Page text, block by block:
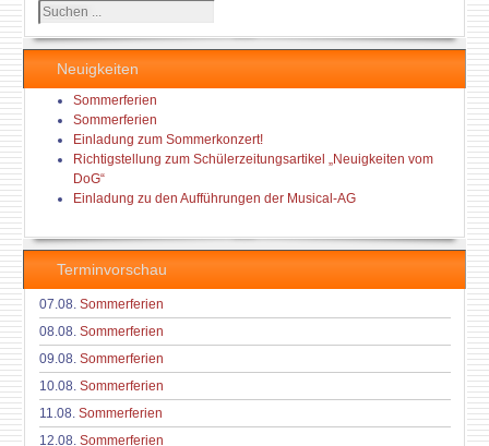
Suchen
...
Neuigkeiten
Sommerferien
Sommerferien
Einladung zum Sommerkonzert!
Richtigstellung zum Schülerzeitungsartikel „Neuigkeiten vom
DoG“
Einladung zu den Aufführungen der Musical-AG
Terminvorschau
07.08. Sommerferien
08.08. Sommerferien
09.08. Sommerferien
10.08. Sommerferien
11.08. Sommerferien
12.08. Sommerferien